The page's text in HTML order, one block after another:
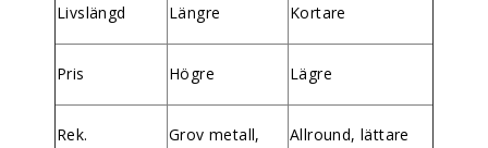
Livslängd Längre Kortare
Pris Högre Lägre
Rek.
Grov metall,
Allround, lättare